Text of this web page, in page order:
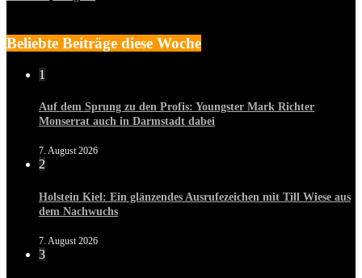
Beliebte Beiträge diese Woche
1
Auf dem Sprung zu den Profis: Youngster Mark Richter
Monserrat auch in Darmstadt dabei
7. August 2026
2
Holstein Kiel: Ein glänzendes Ausrufezeichen mit Till Wiese aus
dem Nachwuchs
7. August 2026
3